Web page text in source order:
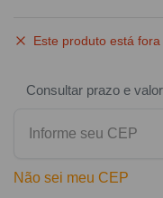
Este produto está
Consultar prazo e
Não sei meu CEP